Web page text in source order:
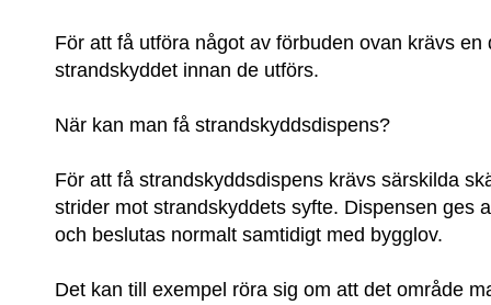
För att få utföra något av förbuden ovan krävs en
strandskyddet innan de utförs.
När kan man få strandskyddsdispens?
För att få strandskyddsdispens krävs särskilda
strider mot strandskyddets syfte. Dispensen ges
och beslutas normalt samtidigt med bygglov.
Det kan till exempel röra sig om att det område